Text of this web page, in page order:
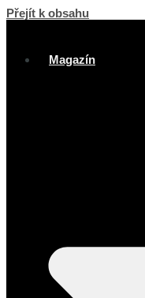
Přejít k obsahu
Magazín